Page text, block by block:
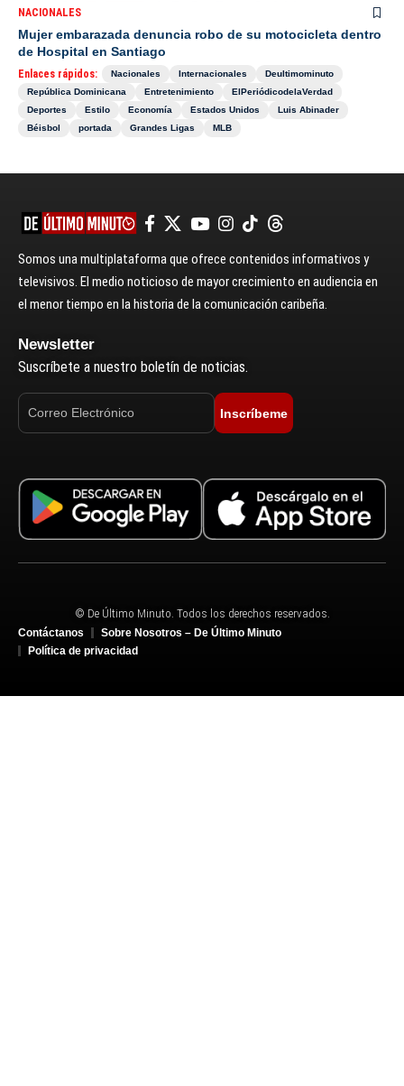
NACIONALES
Mujer embarazada denuncia robo de su motocicleta dentro
de Hospital en Santiago
Enlaces rápidos: Nacionales Internacionales
Deultimominuto
República Dominicana
Entretenimiento
ElPeriódicodelaVerdad
Deportes
Estilo Economía Estados Unidos
Luis Abinader
Béisbol
portada Grandes Ligas MLB
Somos una multiplataforma que ofrece contenidos informativos y
televisivos. El medio noticioso de mayor crecimiento en audiencia en
el menor tiempo en la historia de la comunicación caribeña.
Newsletter
Suscríbete a nuestro boletín de noticias.
Inscríbeme
© De Último Minuto. Todos los derechos reservados.
Contáctanos
Sobre Nosotros – De Último Minuto
Política de privacidad